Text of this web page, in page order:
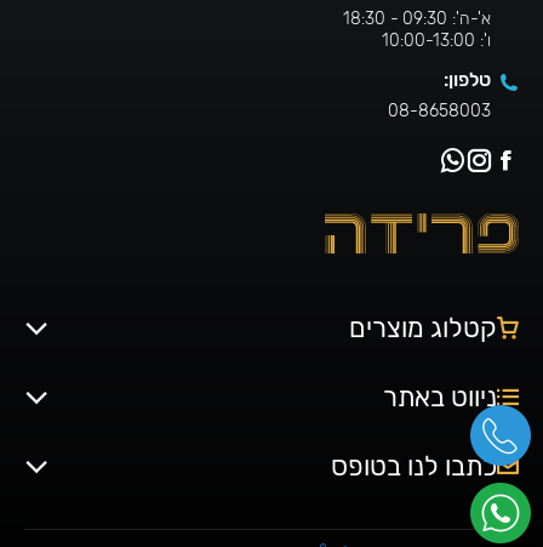
א'-ה': 09:30 - 18:30
ו': 10:00-13:00
טלפון:
08-8658003
קטלוג מוצרים
ניווט באתר
כתבו לנו בטופס